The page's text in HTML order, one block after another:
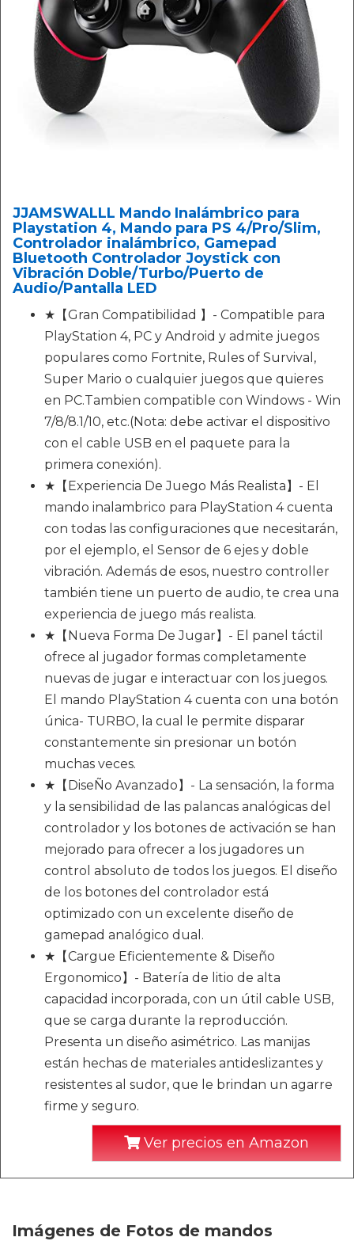
JJAMSWALLL Mando Inalámbrico para
Playstation 4, Mando para PS 4/Pro/Slim,
Controlador inalámbrico, Gamepad
Bluetooth Controlador Joystick con
Vibración Doble/Turbo/Puerto de
Audio/Pantalla LED
★【Gran Compatibilidad 】- Compatible para
PlayStation 4, PC y Android y admite juegos
populares como Fortnite, Rules of Survival,
Super Mario o cualquier juegos que quieres
en PC.Tambien compatible con Windows - Win
7/8/8.1/10, etc.(Nota: debe activar el dispositivo
con el cable USB en el paquete para la
primera conexión).
★【Experiencia De Juego Más Realista】- El
mando inalambrico para PlayStation 4 cuenta
con todas las configuraciones que necesitarán,
por el ejemplo, el Sensor de 6 ejes y doble
vibración. Además de esos, nuestro controller
también tiene un puerto de audio, te crea una
experiencia de juego más realista.
★【Nueva Forma De Jugar】- El panel táctil
ofrece al jugador formas completamente
nuevas de jugar e interactuar con los juegos.
El mando PlayStation 4 cuenta con una botón
única- TURBO, la cual le permite disparar
constantemente sin presionar un botón
muchas veces.
★【DiseÑo Avanzado】- La sensación, la forma
y la sensibilidad de las palancas analógicas del
controlador y los botones de activación se han
mejorado para ofrecer a los jugadores un
control absoluto de todos los juegos. El diseño
de los botones del controlador está
optimizado con un excelente diseño de
gamepad analógico dual.
★【Cargue Eficientemente & Diseño
Ergonomico】- Batería de litio de alta
capacidad incorporada, con un útil cable USB,
que se carga durante la reproducción.
Presenta un diseño asimétrico. Las manijas
están hechas de materiales antideslizantes y
resistentes al sudor, que le brindan un agarre
firme y seguro.
Ver precios en Amazon
Imágenes de Fotos de mandos